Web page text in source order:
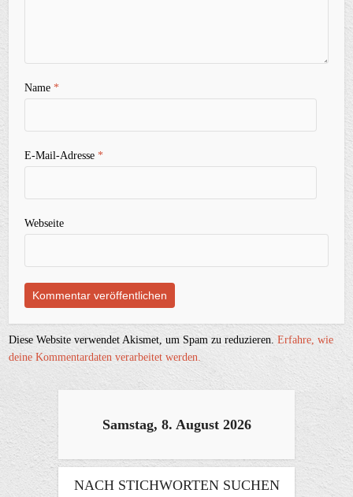
Name*
E-Mail-Adresse*
Webseite
Diese Website verwendet Akismet, um Spam zu reduzieren.Erfahre, wie
deine Kommentardaten verarbeitet werden.
Samstag, 8. August 2026
NACH STICHWORTEN SUCHEN